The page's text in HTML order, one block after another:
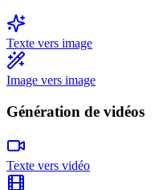
Texte vers image
Image vers image
Génération de vidéos
Texte vers vidéo